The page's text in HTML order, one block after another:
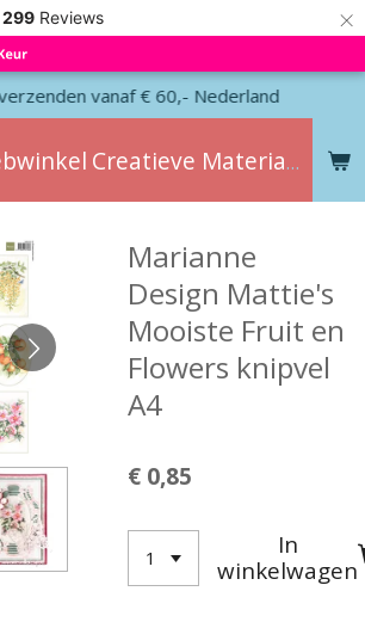
299 Reviews ×
Creatieve Materialen
vanaf € 60,- Nederland
Marianne
Design Mattie's
Mooiste Fruit en
Flowers knipvel
A4
€ 0,85
In
winkelwagen